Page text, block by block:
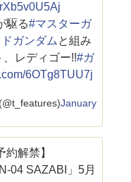
駆る#マスターガ
ガンダム と組み
レディゴー!!#ガ
6OTg8TUU7j
January
約解禁】
04 SAZABI」5月